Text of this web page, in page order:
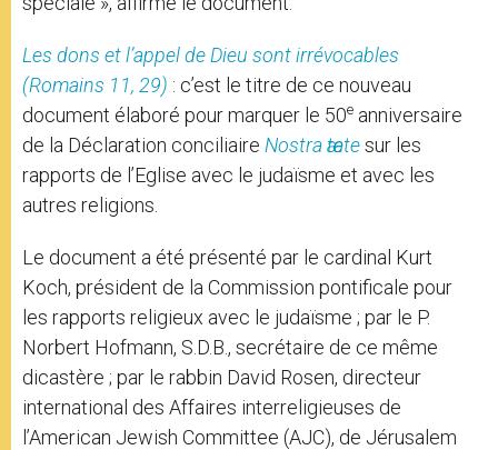
Les dons et l’appel de Dieu sont irrévocables
(Romains 11, 29) : c’est le titre de ce nouveau
document élaboré pour marquer le 50e anniversaire
de la Déclaration conciliaire Nostra ӕtatesur les
rapports de l’Eglise avec le judaïsme et avec les
autres religions.
Le document a été présenté par le cardinal Kurt
Koch, président de la Commission pontificale pour
les rapports religieux avec le judaïsme ; par le P.
Norbert Hofmann, S.D.B., secrétaire de ce même
dicastère ; par le rabbin David Rosen, directeur
international des Affaires interreligieuses de
l’American Jewish Committee (AJC), de Jérusalem